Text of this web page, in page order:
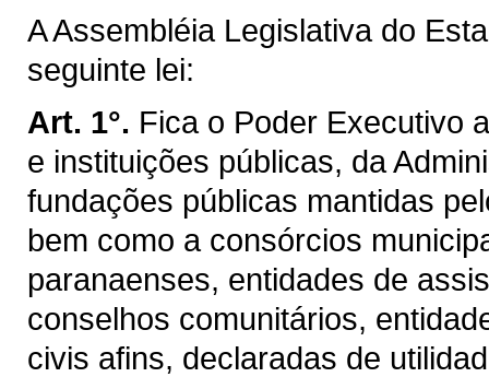
A Assembléia Legislativa do
seguinte lei:
Art. 1°. Fica o Poder Executivo
e instituições públicas, da
fundações públicas mantidas
bem como a consórcios
paranaenses, entidades de
conselhos comunitários,
civis afins, declaradas de